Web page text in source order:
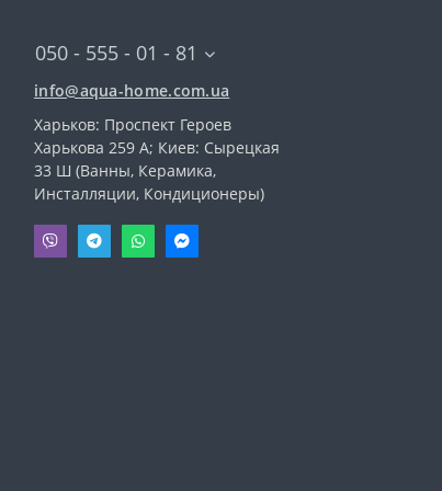
050 - 555 - 01 - 81
info@aqua-home.com.ua
Харьков: Проспект Героев
Харькова 259 А; Киев: Сырецкая
33 Ш (Ванны, Керамика,
Инсталляции, Кондиционеры)